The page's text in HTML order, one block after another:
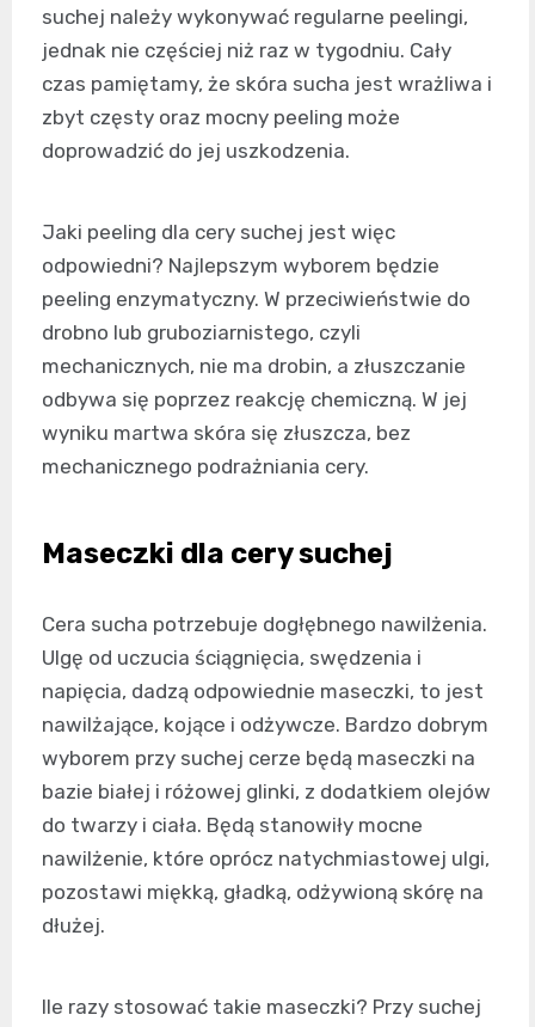
suchej należy wykonywać regularne peelingi,
jednak nie częściej niż raz w tygodniu. Cały
czas pamiętamy, że skóra sucha jest wrażliwa i
zbyt częsty oraz mocny peeling może
doprowadzić do jej uszkodzenia.
Jaki peeling dla cery suchej jest więc
odpowiedni? Najlepszym wyborem będzie
peeling enzymatyczny. W przeciwieństwie do
drobno lub gruboziarnistego, czyli
mechanicznych, nie ma drobin, a złuszczanie
odbywa się poprzez reakcję chemiczną. W jej
wyniku martwa skóra się złuszcza, bez
mechanicznego podrażniania cery.
Maseczki dla cery suchej
Cera sucha potrzebuje dogłębnego nawilżenia.
Ulgę od uczucia ściągnięcia, swędzenia i
napięcia, dadzą odpowiednie maseczki, to jest
nawilżające, kojące i odżywcze. Bardzo dobrym
wyborem przy suchej cerze będą maseczki na
bazie białej i różowej glinki, z dodatkiem olejów
do twarzy i ciała. Będą stanowiły mocne
nawilżenie, które oprócz natychmiastowej ulgi,
pozostawi miękką, gładką, odżywioną skórę na
dłużej.
Ile razy stosować takie maseczki? Przy suchej